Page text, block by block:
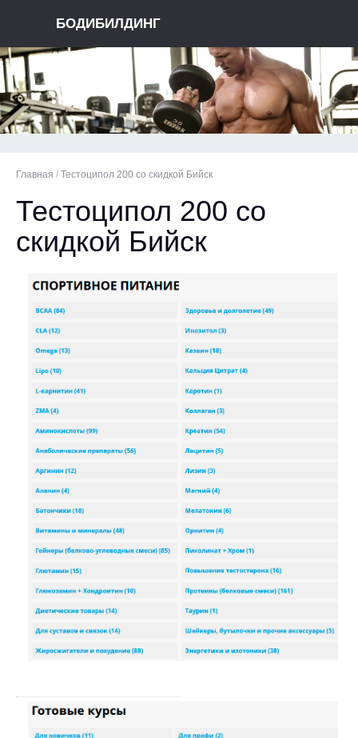
БОДИБИЛДИНГ
Главная / Тестоципол 200 со скидкой Бийск
Тестоципол 200 со
скидкой Бийск